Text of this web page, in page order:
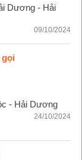
Dương - Hải
09/10/2024
gọi
- Hải Dương
24/10/2024